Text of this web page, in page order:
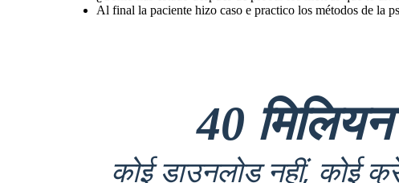
que la ayudo bastante y le ayudo a quitarle los problemas con el uso del
Al final la paciente hizo caso e practico los métodos de la
40 मिलियन
कोई डाउनलोड नहीं, कोई